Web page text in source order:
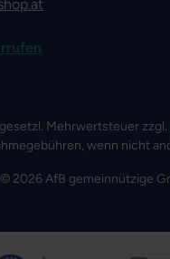
Mehrwertsteuer zzgl.
wenn nicht
© 2026 AfB gemeinnützige